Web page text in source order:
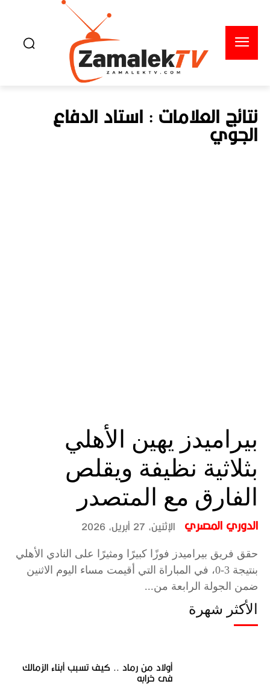
نتائج العلامات : استاد الدفاع
الجوي
بيراميدز يهين الأهلي
بثلاثية نظيفة ويقلص
الفارق مع المتصدر
الدوري المصري الإثنين، 27 أبريل، 2026
حقق فريق بيراميدز فوزًا كبيرًا ومثيرًا على النادي الأهلي
بنتيجة 3-0، في المباراة التي أقيمت مساء اليوم الاثنين
ضمن الجولة الرابعة من...
الأكثر شهرة
أولاد من رماد .. كيف تسبب أبناء الزمالك
فى خرابه